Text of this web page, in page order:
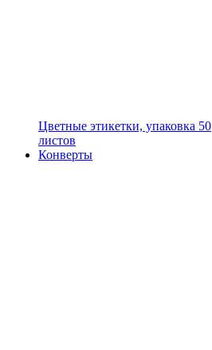
Цветные этикетки, упаковка 50
листов
Конверты